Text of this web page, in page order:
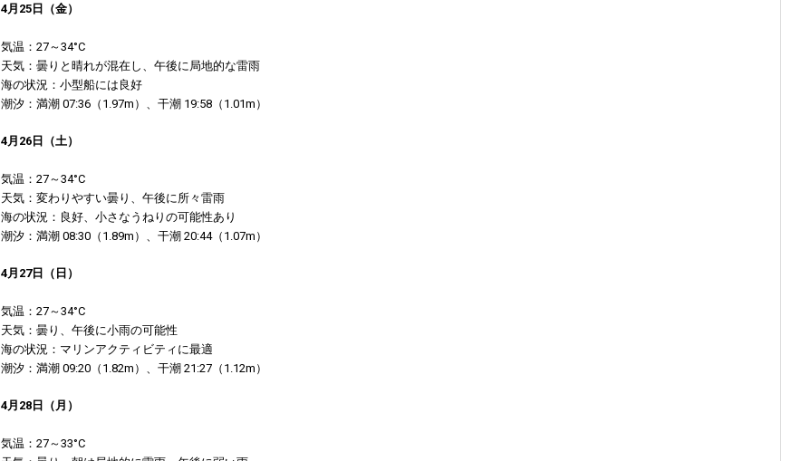
4月25日（金）
気温：27～34°C
天気：曇りと晴れが混在し、午後に局地的な雷雨
海の状況：小型船には良好
潮汐：満潮 07:36（1.97m）、干潮 19:58（1.01m）​
4月26日（土）
気温：27～34°C
天気：変わりやすい曇り、午後に所々雷雨
海の状況：良好、小さなうねりの可能性あり
潮汐：満潮 08:30（1.89m）、干潮 20:44（1.07m）​
4月27日（日）
気温：27～34°C
天気：曇り、午後に小雨の可能性
海の状況：マリンアクティビティに最適
潮汐：満潮 09:20（1.82m）、干潮 21:27（1.12m）​
4月28日（月）
気温：27～33°C